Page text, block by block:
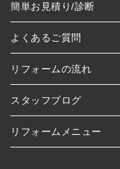
簡単お見積り/診断
よくあるご質問
リフォームの流れ
スタッフブログ
リフォームメニュー